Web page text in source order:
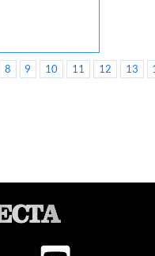
8 9 10 11 12 13